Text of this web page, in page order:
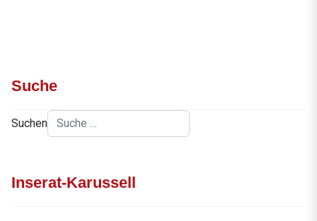
Suche
Suchen
Inserat-Karussell